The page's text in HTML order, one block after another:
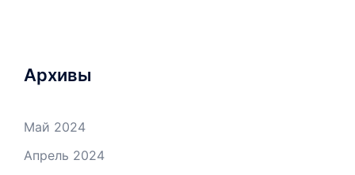
Архивы
Май 2024
Апрель 2024